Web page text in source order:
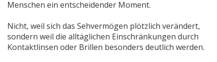
Menschen ein entscheidender Moment.
Nicht, weil sich das Sehvermögen plötzlich verändert,
sondern weil die alltäglichen Einschränkungen durch
Kontaktlinsen oder Brillen besonders deutlich werden.